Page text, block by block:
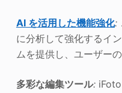
AI を活用した機能強化:
に分析して強化するイ
ムを提供し、ユーザー
多彩な編集ツール:iFoto